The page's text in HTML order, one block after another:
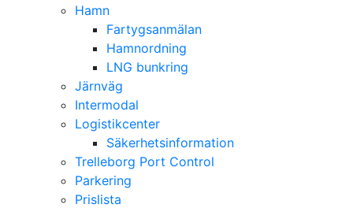
Hamn
Fartygsanmälan
Hamnordning
LNG bunkring
Järnväg
Intermodal
Logistikcenter
Säkerhetsinformation
Trelleborg Port Control
Parkering
Prislista